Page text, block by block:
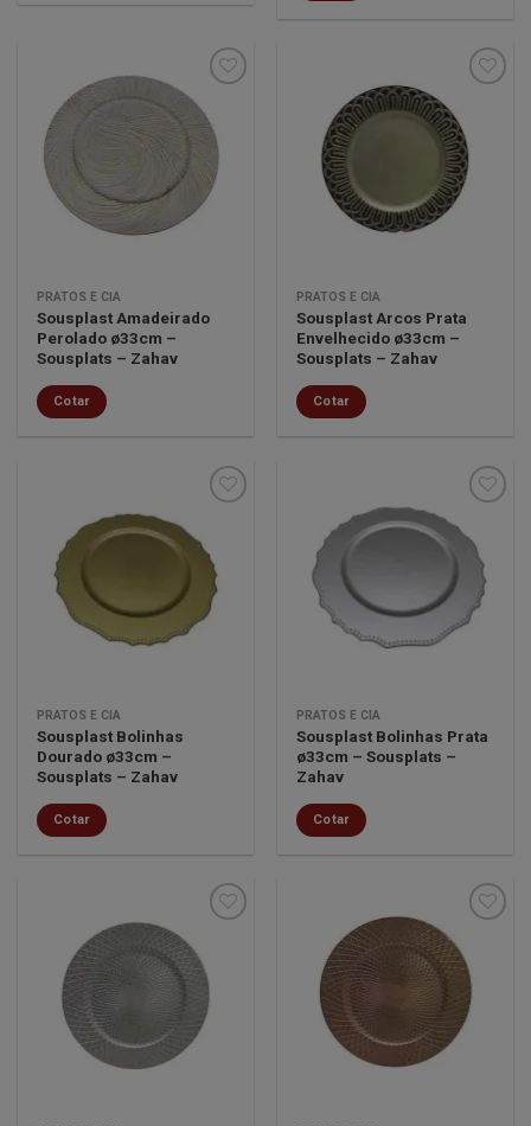
Minha
desejos
PRATOS E CIA
Sousplast Amadeirado
Perolado ø33cm –
Sousplats – Zahav
Cotar
Minha
lista de
desejos
PRATOS E CIA
Sousplast Arcos Prata
Envelhecido ø33cm –
Sousplats – Zahav
Cotar
Minha
lista de
desejos
PRATOS E CIA
Sousplast Bolinhas
Dourado ø33cm –
Sousplats – Zahav
Cotar
lista de
desejos
PRATOS E CIA
Sousplast Bolinhas Prata
ø33cm – Sousplats –
Zahav
Cotar
Minha
lista de
desejos
Minha
lista de
desejos